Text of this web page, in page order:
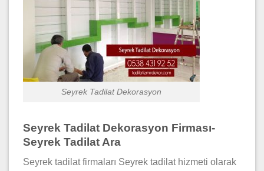
Seyrek Tadilat Dekorasyon
Seyrek Tadilat Dekorasyon Firması-
Seyrek Tadilat Ara
Seyrek tadilat firmaları Seyrek tadilat hizmeti olarak